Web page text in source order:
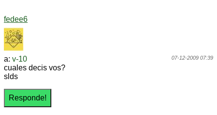
fedee6
07-12-2009 07:39
a: v-10
cuales decis vos?
slds